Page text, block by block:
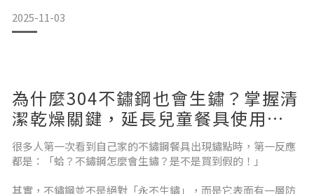
質，但它的微孔結構讓氣味分子還是有機會殘留。如果使用後
沒有清潔乾淨、晾乾或正確保存，日積月累就可能導致異味，
2025-11-03
為什麼304不鏽鋼也會生鏽？掌握清
潔乾燥關鍵，延長兒童餐具使用壽
命
很多人第一次看到自己家的不鏽鋼餐具出現鏽點時，第一反應
都是：「蛤？不鏽鋼怎麼會生鏽？是不是買到假的！」
其實，不鏽鋼並不是絕對「永不生鏽」，而是它表面有一層防